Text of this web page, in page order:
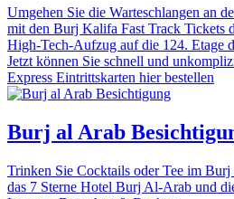
Umgehen Sie die Warteschlangen an
mit den Burj Kalifa Fast Track Tickets
High-Tech-Aufzug auf die 124. Etage
Jetzt können Sie schnell und
Express Eintrittskarten hier bestellen
Burj al Arab
Trinken Sie Cocktails oder Tee im
das 7 Sterne Hotel Burj Al-Arab und